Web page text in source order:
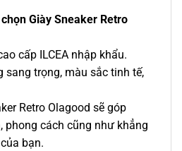
Giày Sneaker Retro
cấp ILCEA nhập khẩu.
sang trọng, màu sắc tinh tế,
Retro Olagood sẽ góp
phong cách cũng như khẳng
bạn.